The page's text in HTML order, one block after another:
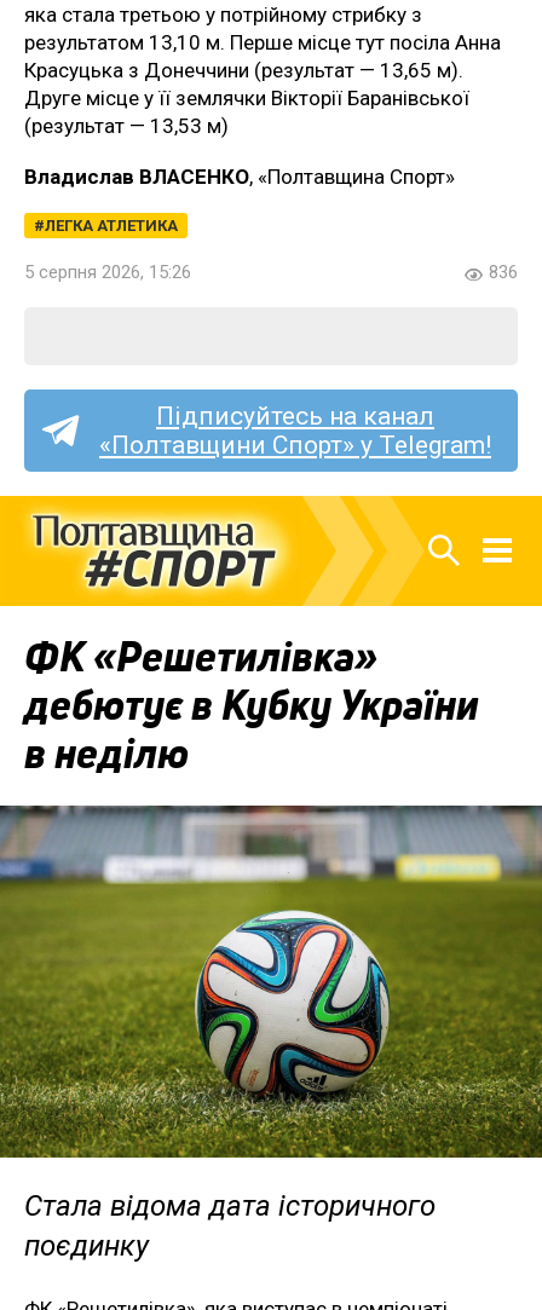
яка стала третьою у потрійному стрибку з
результатом 13,10 м. Перше місце тут посіла Анна
Красуцька з Донеччини (результат — 13,65 м).
Друге місце у її землячки Вікторії Баранівської
(результат — 13,53 м)
Владислав ВЛАСЕНКО, «Полтавщина Спорт»
ЛЕГКА АТЛЕТИКА
5 серпня 2026, 15:26 836
Підписуйтесь на канал
«Полтавщини Спорт» у Telegram!
ФК «Решетилівка»
дебютує в Кубку України
в неділю
Стала відома дата історичного
поєдинку